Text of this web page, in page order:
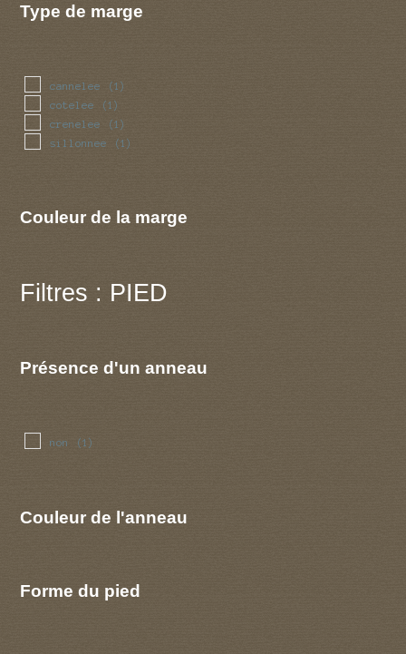
Type de marge
cannelee (1)
cotelee (1)
crenelee (1)
sillonnee (1)
Couleur de la marge
Filtres : PIED
Présence d'un anneau
non (1)
Couleur de l'anneau
Forme du pied